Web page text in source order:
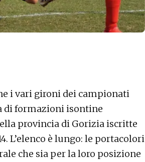
i vari gironi dei campionati
di formazioni isontine
provincia di Gorizia iscritte
L’elenco è lungo: le portacolori
che sia per la loro posizione